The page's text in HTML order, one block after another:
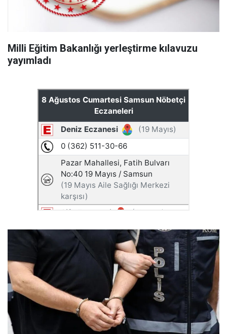
Milli Eğitim Bakanlığı yerleştirme kılavuzu
yayımladı